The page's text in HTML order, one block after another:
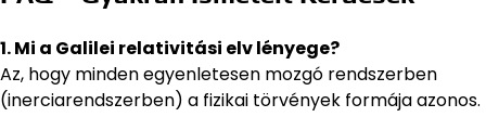
1. Mi a Galilei relativitási elv lényege?
Az, hogy minden egyenletesen mozgó rendszerben
(inerciarendszerben) a fizikai törvények formája azonos.